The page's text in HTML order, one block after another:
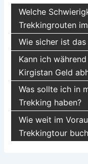
Welche
Trekkingrouten
Wie sicher ist
Kann ich
Kirgistan Geld
Was sollte ich in
Trekking haben?
Wie weit im
Trekkingtour